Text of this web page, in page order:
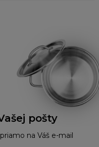
pošty
na Váš e-mail